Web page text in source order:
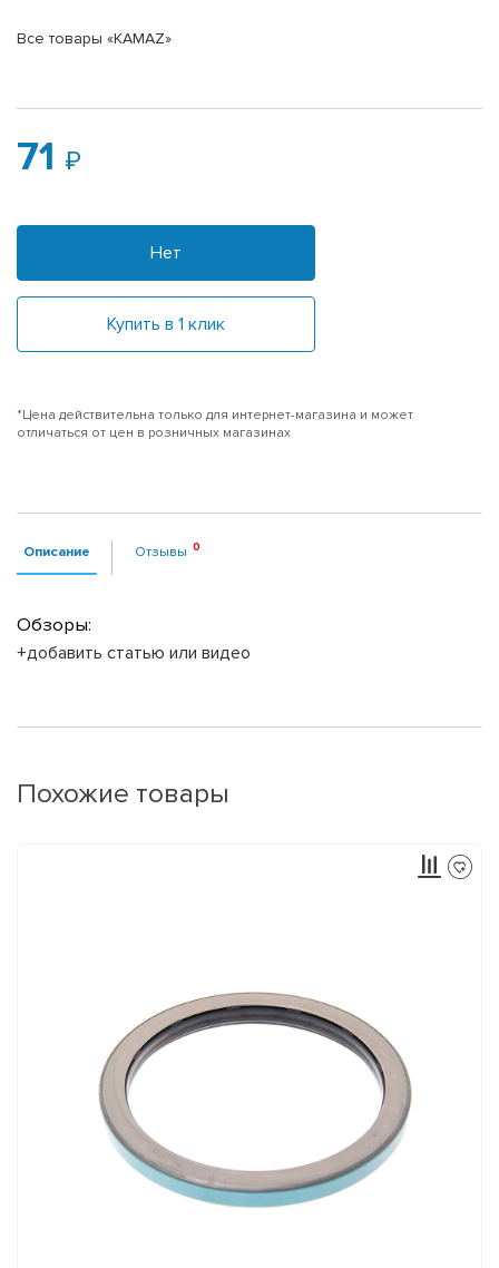
Все товары «KAMAZ»
71
Нет
Купить в 1 клик
*Цена действительна только для интернет-магазина и может
отличаться от цен в розничных магазинах
Описание Отзывы
Обзоры:
+добавить статью или видео
Похожие товары